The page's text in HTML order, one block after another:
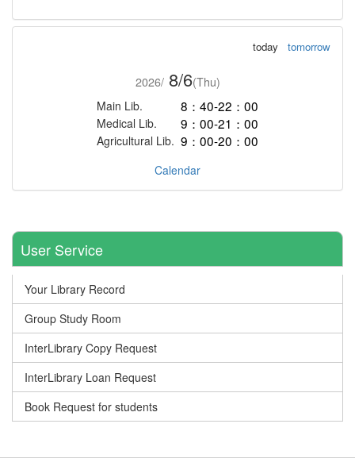
today tomorrow
2026/ 8/6(Thu)
Main Lib.
8：40-22：00
Medical Lib. 9：00-21：00
Agricultural Lib. 9：00-20：00
Calendar
User Service
Your Library Record
Group Study Room
InterLibrary Copy Request
InterLibrary Loan Request
Book Request for students